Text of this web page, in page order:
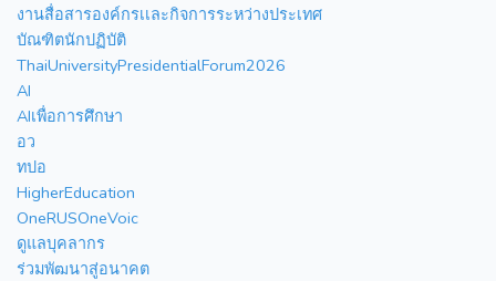
งานสื่อสารองค์กรเเละกิจการระหว่างประเทศ
บัณฑิตนักปฏิบัติ
ThaiUniversityPresidentialForum2026
AI
AIเพื่อการศึกษา
อว
ทปอ
HigherEducation
OneRUSOneVoic
ดูแลบุคลากร
ร่วมพัฒนาสู่อนาคต